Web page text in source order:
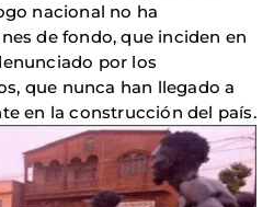
nacional no ha
de fondo, que inciden en
por los
que nunca han llegado a
en la construcción del país.